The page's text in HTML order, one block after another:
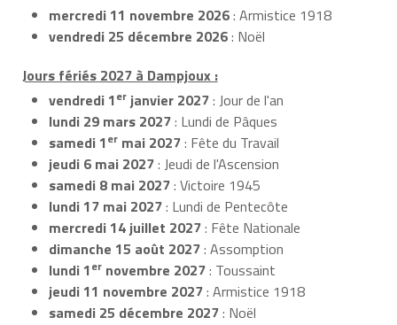
mercredi 11 novembre 2026: Armistice 1918
vendredi 25 décembre 2026: Noël
Jours fériés 2027 à Dampjoux :
vendredi 1er janvier 2027: Jour de l'an
lundi 29 mars 2027: Lundi de Pâques
samedi 1er mai 2027: Fête du Travail
jeudi 6 mai 2027: Jeudi de l'Ascension
samedi 8 mai 2027: Victoire 1945
lundi 17 mai 2027: Lundi de Pentecôte
mercredi 14 juillet 2027: Fête Nationale
dimanche 15 août 2027: Assomption
lundi 1er novembre 2027: Toussaint
jeudi 11 novembre 2027: Armistice 1918
samedi 25 décembre 2027: Noël